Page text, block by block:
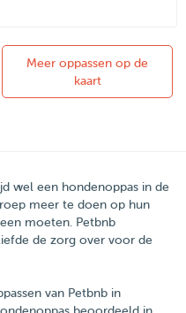
Meer oppassen op de
kaart
wel een hondenoppas in de
meer te doen op hun
moeten. Petbnb
de zorg over voor de
van Petbnb in